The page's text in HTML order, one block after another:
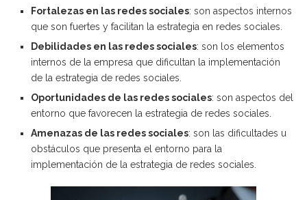
Fortalezas en las redes sociales: son aspectos internos
que son fuertes y facilitan la estrategia en redes sociales.
Debilidades en las redes sociales: son los elementos
internos de la empresa que dificultan la implementación
de la estrategia de redes sociales.
Oportunidades de las redes sociales: son aspectos del
entorno que favorecen la estrategia de redes sociales.
Amenazas de las redes sociales: son las dificultades u
obstáculos que presenta el entorno para la
implementación de la estrategia de redes sociales.